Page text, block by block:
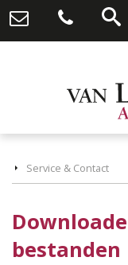
Service & Contact
bestanden